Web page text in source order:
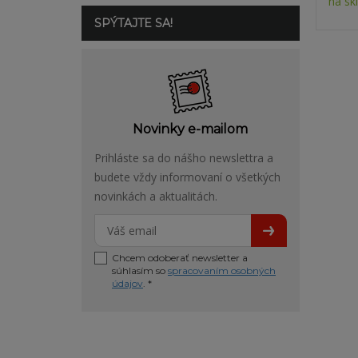
SPÝTAJTE SA!
Novinky e-mailom
Prihláste sa do nášho newslettra a
budete vždy informovaní o všetkých
novinkách a aktualitách.
Chcem odoberať newsletter a
súhlasím so spracovaním osobných
údajov. *